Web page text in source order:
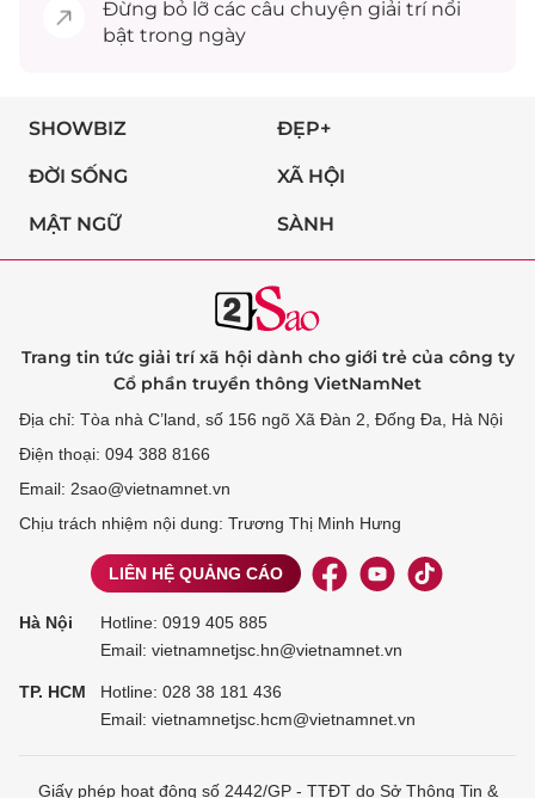
Đừng bỏ lỡ các câu chuyện giải trínổi
bật trong ngày
SHOWBIZ ĐẸP+
ĐỜI SỐNG XÃ HỘI
MẬT NGỮ SÀNH
Trang tin tức giải trí xã hội dành cho giới trẻ của công ty
Cổ phần truyền thông VietNamNet
Địa chỉ: Tòa nhà C’land, số 156 ngõ Xã Đàn 2, Đống Đa, Hà Nội
Điện thoại: 094 388 8166
Email: 2sao@vietnamnet.vn
Chịu trách nhiệm nội dung: Trương Thị Minh Hưng
LIÊN HỆ QUẢNG CÁO
Hà Nội Hotline: 0919 405 885
Email: vietnamnetjsc.hn@vietnamnet.vn
TP. HCM Hotline: 028 38 181 436
Email: vietnamnetjsc.hcm@vietnamnet.vn
Giấy phép hoạt động số 2442/GP - TTĐT do Sở Thông Tin &